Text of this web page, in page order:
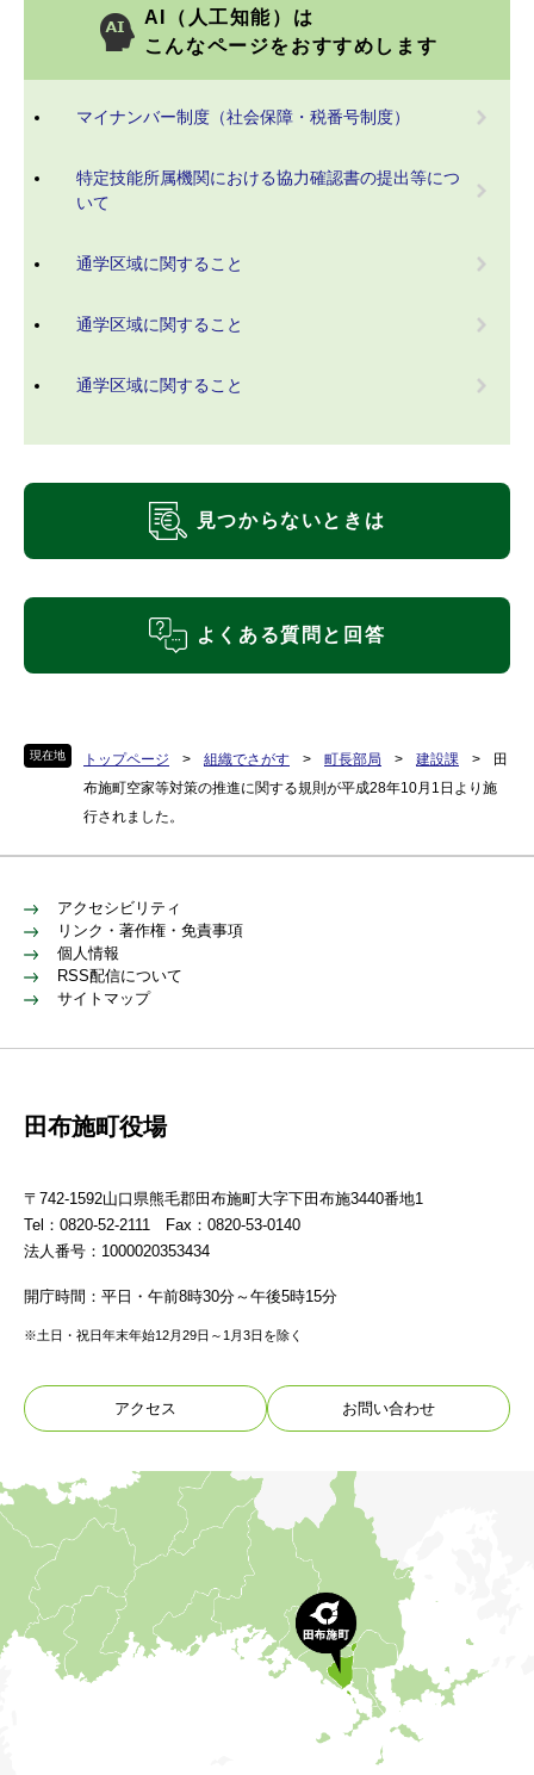
現在地 トップページ > 組織でさがす > 町長部局 > 建設課 >
田
布施町空家等対策の推進に関する規則が平成28年10月1日より施
行されました。
AI（人工知能）は
こんなページをおすすめします
マイナンバー制度（社会保障・税番号制度）
特定技能所属機関における協力確認書の提出等につ
いて
通学区域に関すること
通学区域に関すること
通学区域に関すること
見つからないときは
よくある質問と回答
アクセシビリティ
リンク・著作権・免責事項
個人情報
RSS配信について
サイトマップ
田布施町役場
〒742-1592山口県熊毛郡田布施町大字下田布施3440番地1
Tel：0820-52-2111 Fax：0820-53-0140
法人番号：1000020353434
開庁時間：平日・午前8時30分～午後5時15分
※土日・祝日年末年始12月29日～1月3日を除く
アクセス お問い合わせ